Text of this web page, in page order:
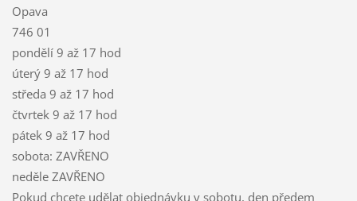
Opava
746 01
pondělí 9 až 17 hod
úterý 9 až 17 hod
středa 9 až 17 hod
čtvrtek 9 až 17 hod
pátek 9 až 17 hod
sobota: ZAVŘENO
neděle ZAVŘENO
Pokud chcete udělat objednávku v sobotu, den předem